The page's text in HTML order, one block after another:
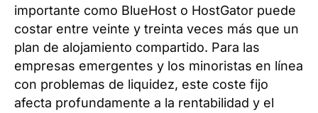
importante como BlueHost o HostGator puede
costar entre veinte y treinta veces más que un
plan de alojamiento compartido. Para las
empresas emergentes y los minoristas en línea
con problemas de liquidez, este coste fijo
afecta profundamente a la rentabilidad y el